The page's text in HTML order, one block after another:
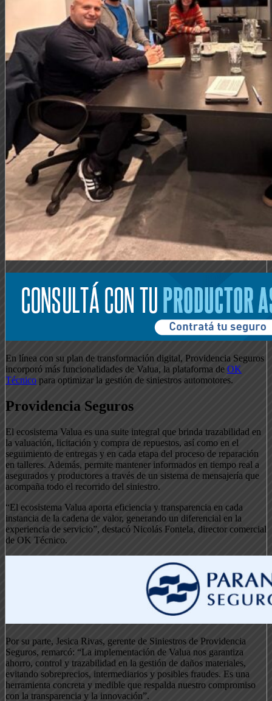
En línea con su plan de transformación digital, Providencia Seguros
incorporó más funcionalidades de Valua, la plataforma de OK
Técnico para optimizar la gestión de siniestros automotores.
Providencia Seguros
El ecosistema Valua es una suite integral que brinda trazabilidad en
la valuación, licitación y compra de repuestos, así como en el
seguimiento de entregas y en cada etapa del proceso de reparación
en talleres. Además, permite mantener informados en tiempo real a
asegurados y productores a través de un sistema de mensajería que
acompaña todo el recorrido del siniestro.
“El ecosistema Valua aporta eficiencia y transparencia en cada
instancia de la cadena de valor, generando un diferencial en la
experiencia de servicio”, destacó Nicolás Fontela, director comercial
de OK Técnico.
Por su parte, Jesica Rivas, gerente de Siniestros de Providencia
Seguros, remarcó: “La implementación de Valua nos garantiza
ahorro, control y trazabilidad en la gestión de daños materiales,
evitando sobreprecios, intermediarios y posibles fraudes. Es una
herramienta concreta y medible que respalda nuestro compromiso
con la transparencia y la innovación”.